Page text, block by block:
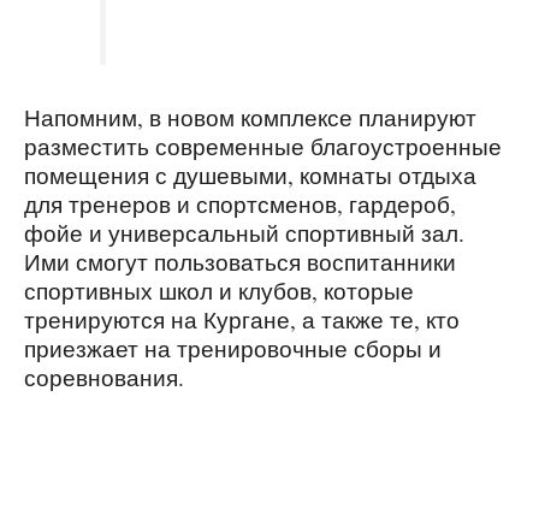
Напомним, в новом комплексе планируют
разместить современные благоустроенные
помещения с душевыми, комнаты отдыха
для тренеров и спортсменов, гардероб,
фойе и универсальный спортивный зал.
Ими смогут пользоваться воспитанники
спортивных школ и клубов, которые
тренируются на Кургане, а также те, кто
приезжает на тренировочные сборы и
соревнования.